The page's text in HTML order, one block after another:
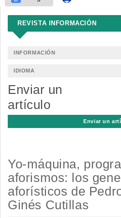
REVISTA INFORMACIÓN
INFORMACIÓN
IDIOMA
Enviar un
artículo
Enviar un
Yo-máquina,
aforismos: los
aforísticos de
Ginés Cutillas